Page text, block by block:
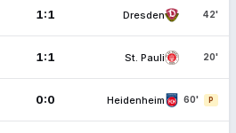
1:1 Dresden 42'
1:1 St. Pauli 20'
0:0 Heidenheim 60' P